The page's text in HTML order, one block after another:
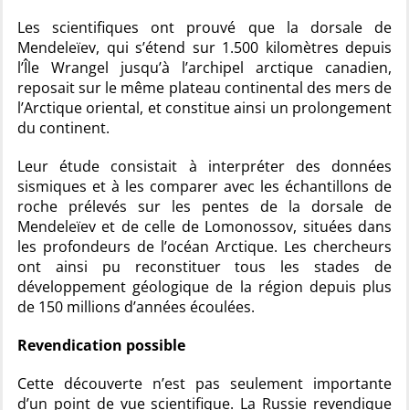
Les scientifiques ont prouvé que la dorsale de
Mendeleïev, qui s’étend sur 1.500 kilomètres depuis
l’Île Wrangel jusqu’à l’archipel arctique canadien,
reposait sur le même plateau continental des mers de
l’Arctique oriental, et constitue ainsi un prolongement
du continent.
Leur étude consistait à interpréter des données
sismiques et à les comparer avec les échantillons de
roche prélevés sur les pentes de la dorsale de
Mendeleïev et de celle de Lomonossov, situées dans
les profondeurs de l’océan Arctique. Les chercheurs
ont ainsi pu reconstituer tous les stades de
développement géologique de la région depuis plus
de 150 millions d’années écoulées.
Revendication possible
Cette découverte n’est pas seulement importante
d’un point de vue scientifique. La Russie revendique